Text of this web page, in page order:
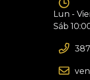
Lun -
Sáb